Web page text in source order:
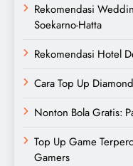
Rekomendasi
Soekarno-Hatta
Rekomendasi Hotel
Cara Top Up
Nonton Bola Gratis:
Top Up Game
Gamers